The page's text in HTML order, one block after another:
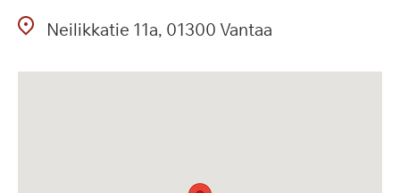
Neilikkatie 11a 01300 Vantaa